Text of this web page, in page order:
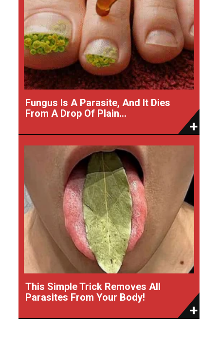
Fungus Is A Parasite, And It Dies
From A Drop Of Plain...
This Simple Trick Removes All
Parasites From Your Body!